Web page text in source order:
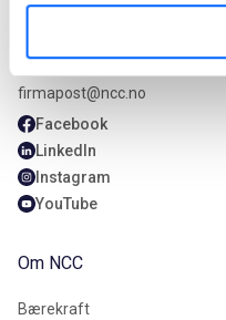
Kontakt oss
+47 22 98 68 00
firmapost@ncc.no
Facebook
LinkedIn
Instagram
YouTube
Om NCC
Bærekraft